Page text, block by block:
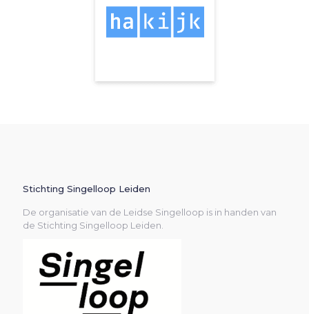
Stichting Singelloop Leiden
De organisatie van de Leidse Singelloop is in handen van
de Stichting Singelloop Leiden.